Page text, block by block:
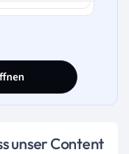
achtest.
Dies kannst
englische
unser Content